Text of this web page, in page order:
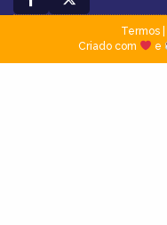
Termos|
Criado com
e